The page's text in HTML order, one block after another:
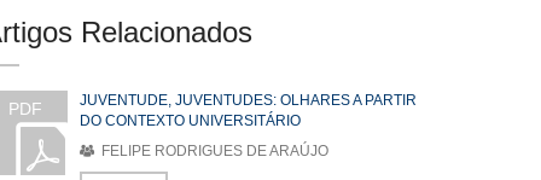
Relacionados
PDF
JUVENTUDE, JUVENTUDES: OLHARES A PARTIR
DO CONTEXTO UNIVERSITÁRIO
FELIPE RODRIGUES DE ARAÚJO